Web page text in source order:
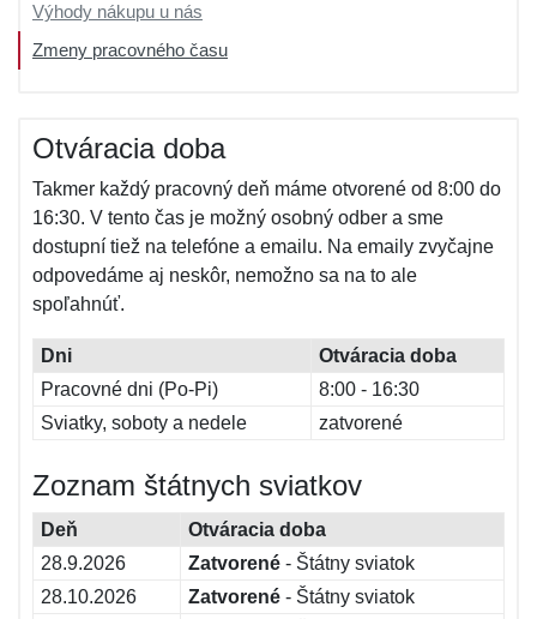
Výhody nákupu u nás
Zmeny pracovného času
Otváracia doba
Takmer každý pracovný deň máme otvorené od 8:00 do
16:30. V tento čas je možný osobný odber a sme
dostupní tiež na telefóne a emailu. Na emaily zvyčajne
odpovedáme aj neskôr, nemožno sa na to ale
spoľahnúť.
Dni
Otváracia doba
Pracovné dni (Po-Pi)
8:00 - 16:30
Sviatky, soboty a nedele
zatvorené
Zoznam štátnych sviatkov
Deň
Otváracia doba
28.9.2026
Zatvorené - Štátny sviatok
28.10.2026
Zatvorené - Štátny sviatok